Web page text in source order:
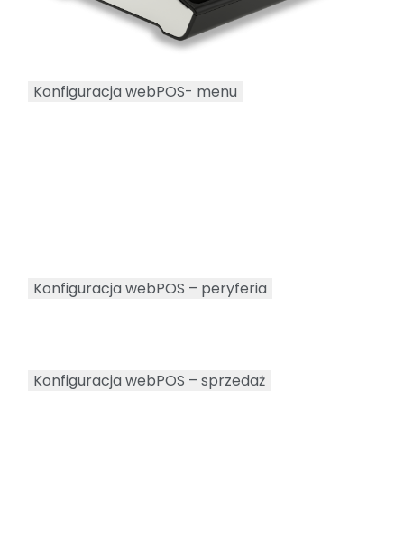
Konfiguracja webPOS- menu
Konfiguracja webPOS – peryferia
Konfiguracja webPOS – sprzedaż